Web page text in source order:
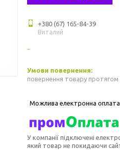
+380 (67) 165-84-39
Виталий
повернення товару протягом
У компанії підключені
який товар не покидаючи